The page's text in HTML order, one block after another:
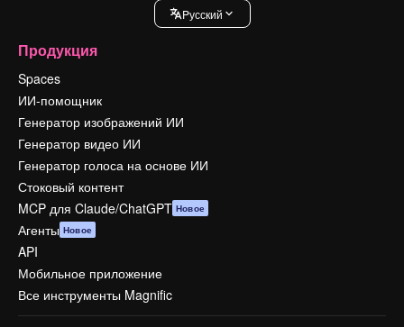
Pусский
Продукция
Spaces
ИИ-помощник
Генератор изображений ИИ
Генератор видео ИИ
Генератор голоса на основе ИИ
Стоковый контент
MCP для Claude/ChatGPT Новое
Агенты Новое
API
Мобильное приложение
Все инструменты Magnific